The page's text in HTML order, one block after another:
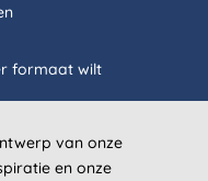
formaat wilt
van onze
en onze